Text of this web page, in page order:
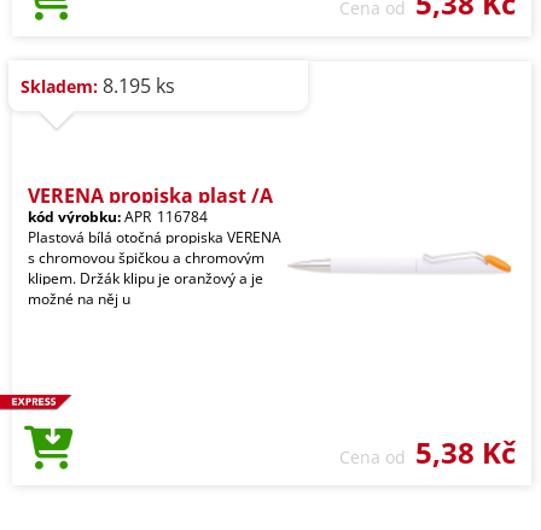
Cena od
Skladem: 8.195 ks
VERENA propiska plast /A
kód výrobku:APR_116784
Plastová bílá otočná propiska VERENA
s chromovou špičkou a chromovým
klipem. Držák klipu je oranžový a je
možné na něj u
Cena od 5,38 Kč